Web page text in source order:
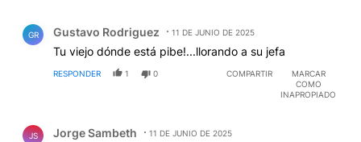
GR Gustavo Rodriguez 11 DE JUNIO DE 2025
Tu viejo dónde está pibe!...llorando a su jefa
RESPONDER 1 0 COMPARTIR
MARCAR
COMO
INAPROPIADO
JS Jorge Sambeth 11 DE JUNIO DE 2025